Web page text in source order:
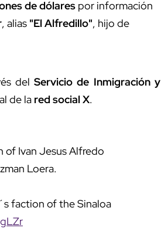
de dólares por información
, alias "El Alfredillo", hijo de
delServicio de Inmigración y
de la red social X.
of Ivan Jesus Alfredo
Loera.
faction of the Sinaloa